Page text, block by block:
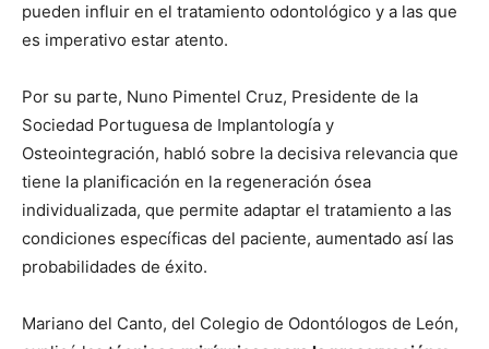
pueden influir en el tratamiento odontológico y a las que
es imperativo estar atento.
Por su parte, Nuno Pimentel Cruz, Presidente de la
Sociedad Portuguesa de Implantología y
Osteointegración, habló sobre la decisiva relevancia que
tiene la planificación en la regeneración ósea
individualizada, que permite adaptar el tratamiento a las
condiciones específicas del paciente, aumentado así las
probabilidades de éxito.
Mariano del Canto, del Colegio de Odontólogos de León,